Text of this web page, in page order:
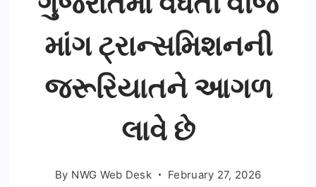
માંગ ટ્રાન્સમિશનની
જરૂરિયાતને આગળ
લાવે છે
By NWG Web Desk February 27, 2026